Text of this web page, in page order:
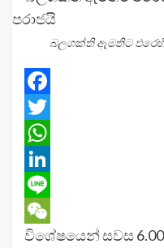
බලශක්ති ඇමතිට එරෙහි
Facebook
Twitter
WhatsApp
LinkedIn
Line
WeChat
විශේෂයෙන් සවස 6.00